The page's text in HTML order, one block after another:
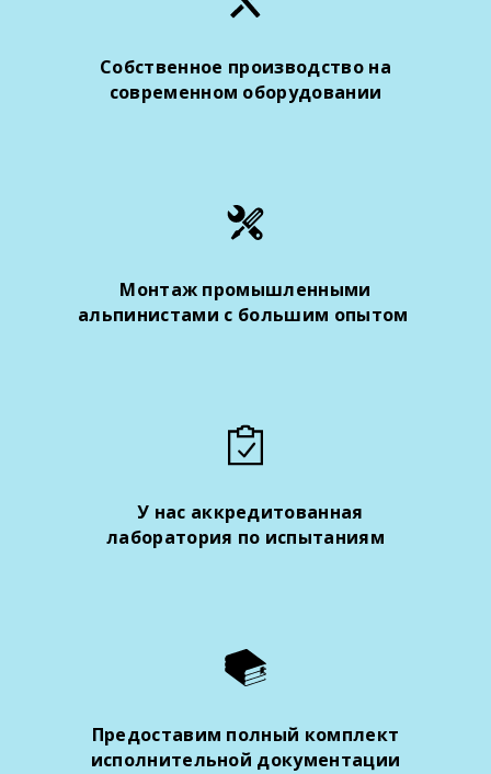
Собственное производство на
современном оборудовании
Монтаж промышленными
альпинистами с большим опытом
У нас аккредитованная
лаборатория по испытаниям
Предоставим полный комплект
исполнительной документации